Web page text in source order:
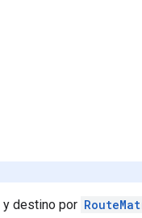
y destino por